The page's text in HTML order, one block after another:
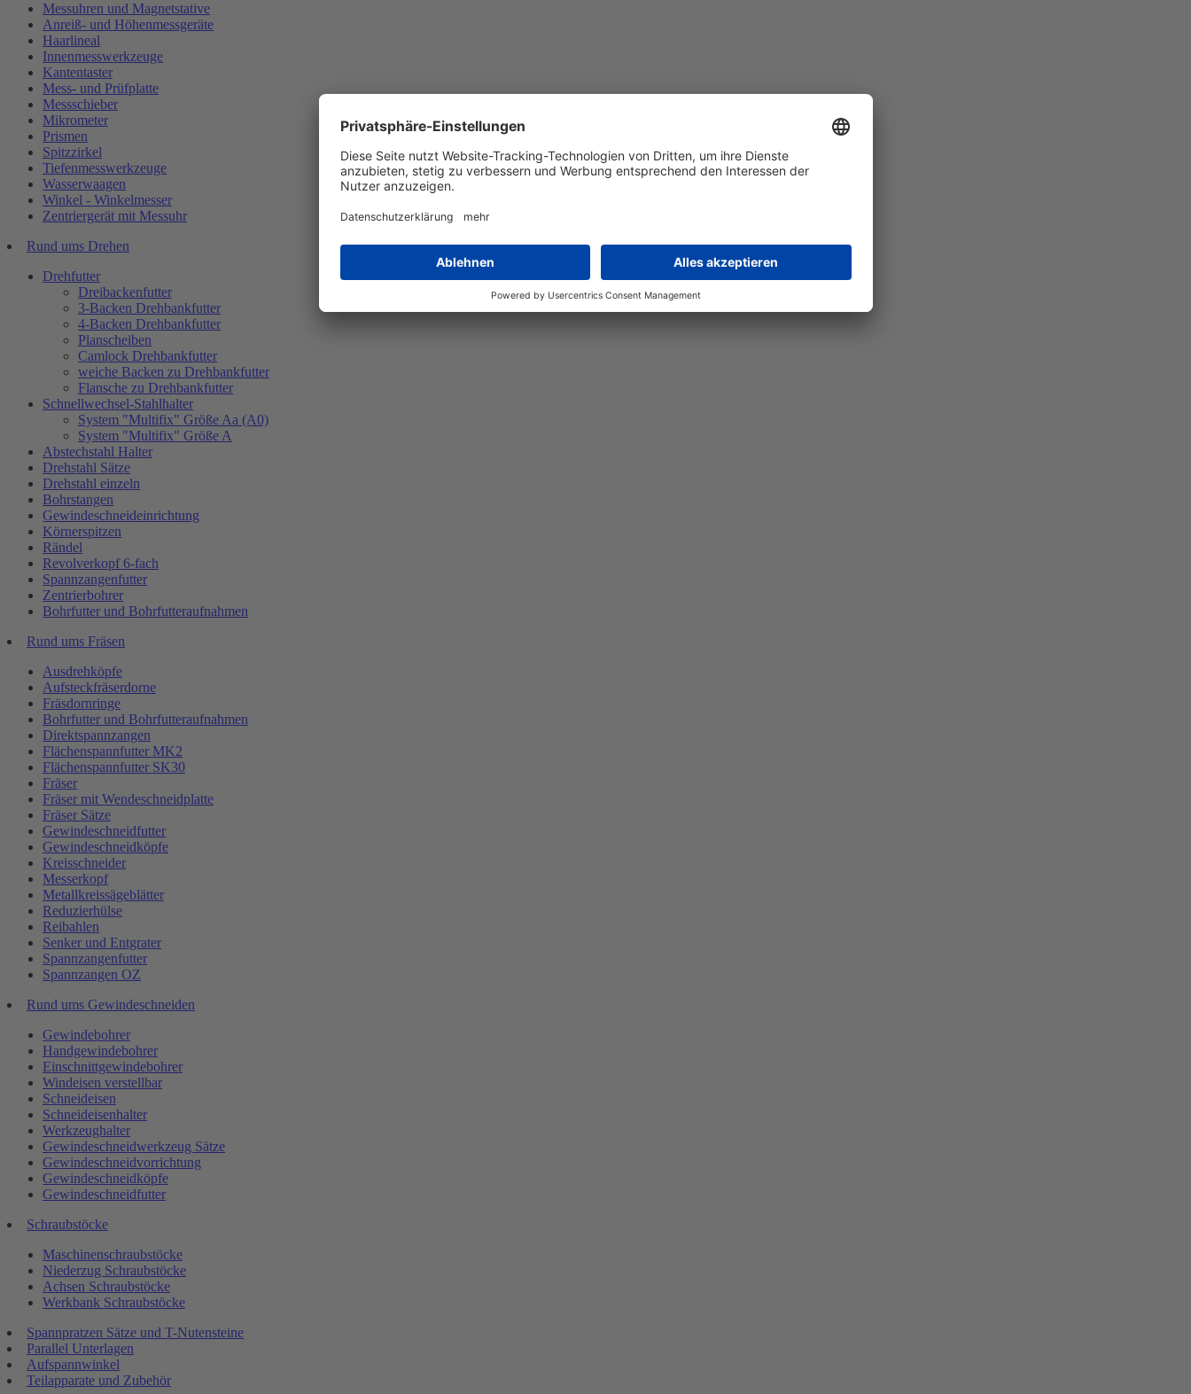
Messuhren und Magnetstative
Anreiß- und Höhenmessgeräte
Haarlineal
Innenmesswerkzeuge
Kantentaster
Mess- und Prüfplatte
Messschieber
Mikrometer
Prismen
Spitzzirkel
Tiefenmesswerkzeuge
Wasserwaagen
Winkel - Winkelmesser
Zentriergerät mit Messuhr
Rund ums Drehen
Drehfutter
Dreibackenfutter
3-Backen Drehbankfutter
4-Backen Drehbankfutter
Planscheiben
Camlock Drehbankfutter
weiche Backen zu Drehbankfutter
Flansche zu Drehbankfutter
Schnellwechsel-Stahlhalter
System "Multifix" Größe Aa (A0)
System "Multifix" Größe A
Abstechstahl Halter
Drehstahl Sätze
Drehstahl einzeln
Bohrstangen
Gewindeschneideinrichtung
Körnerspitzen
Rändel
Revolverkopf 6-fach
Spannzangenfutter
Zentrierbohrer
Bohrfutter und Bohrfutteraufnahmen
Rund ums Fräsen
Ausdrehköpfe
Aufsteckfräserdorne
Fräsdornringe
Bohrfutter und Bohrfutteraufnahmen
Direktspannzangen
Flächenspannfutter MK2
Flächenspannfutter SK30
Fräser
Fräser mit Wendeschneidplatte
Fräser Sätze
Gewindeschneidfutter
Gewindeschneidköpfe
Kreisschneider
Messerkopf
Metallkreissägeblätter
Reduzierhülse
Reibahlen
Senker und Entgrater
Spannzangenfutter
Spannzangen OZ
Rund ums Gewindeschneiden
Gewindebohrer
Handgewindebohrer
Einschnittgewindebohrer
Windeisen verstellbar
Schneideisen
Schneideisenhalter
Werkzeughalter
Gewindeschneidwerkzeug Sätze
Gewindeschneidvorrichtung
Gewindeschneidköpfe
Gewindeschneidfutter
Schraubstöcke
Maschinenschraubstöcke
Niederzug Schraubstöcke
Achsen Schraubstöcke
Werkbank Schraubstöcke
Spannpratzen Sätze und T-Nutensteine
Parallel Unterlagen
Aufspannwinkel
Teilapparate und Zubehör